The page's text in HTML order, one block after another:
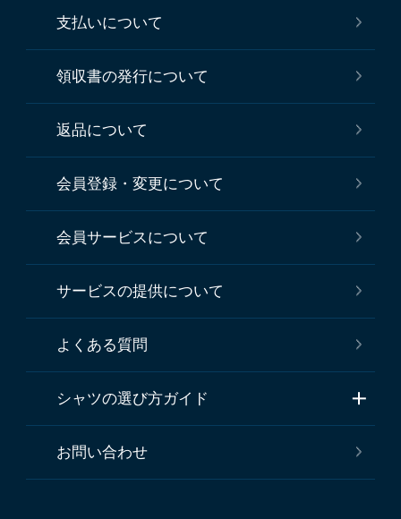
支払いについて
領収書の発行について
返品について
会員登録・変更について
会員サービスについて
サービスの提供について
よくある質問
シャツの選び方ガイド
お問い合わせ